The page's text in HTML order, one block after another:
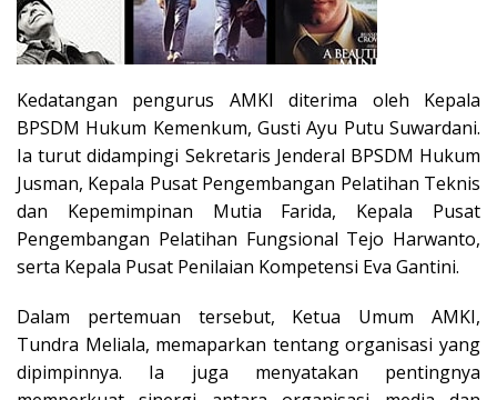
Kedatangan pengurus AMKI diterima oleh Kepala
BPSDM Hukum Kemenkum, Gusti Ayu Putu Suwardani.
Ia turut didampingi Sekretaris Jenderal BPSDM Hukum
Jusman, Kepala Pusat Pengembangan Pelatihan Teknis
dan Kepemimpinan Mutia Farida, Kepala Pusat
Pengembangan Pelatihan Fungsional Tejo Harwanto,
serta Kepala Pusat Penilaian Kompetensi Eva Gantini.
Dalam pertemuan tersebut, Ketua Umum AMKI,
Tundra Meliala, memaparkan tentang organisasi yang
dipimpinnya. Ia juga menyatakan pentingnya